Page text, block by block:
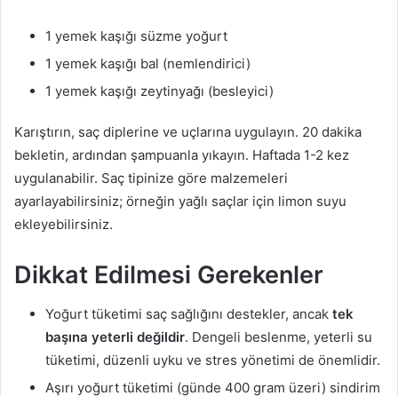
1 yemek kaşığı süzme yoğurt
1 yemek kaşığı bal (nemlendirici)
1 yemek kaşığı zeytinyağı (besleyici)
Karıştırın, saç diplerine ve uçlarına uygulayın. 20 dakika
bekletin, ardından şampuanla yıkayın. Haftada 1-2 kez
uygulanabilir. Saç tipinize göre malzemeleri
ayarlayabilirsiniz; örneğin yağlı saçlar için limon suyu
ekleyebilirsiniz.
Dikkat Edilmesi Gerekenler
Yoğurt tüketimi saç sağlığını destekler, ancak tek
başına yeterli değildir. Dengeli beslenme, yeterli su
tüketimi, düzenli uyku ve stres yönetimi de önemlidir.
Aşırı yoğurt tüketimi (günde 400 gram üzeri) sindirim